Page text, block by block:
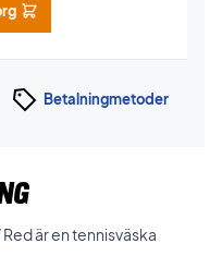
Betalningmetoder
är en tennisväska